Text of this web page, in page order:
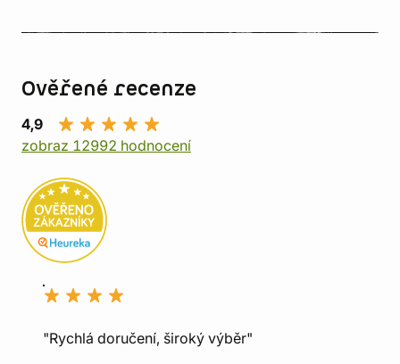
Ověřené recenze
4,9
zobraz 12992 hodnocení
"Rychlá doručení, široký výběr"